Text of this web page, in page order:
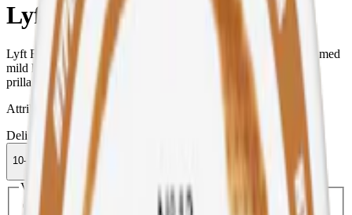
Lyft Barista Twist
Lyft Barista Twist är ett vitt snus i slim-format snus, utan tobak med
mild kaffe- och nötsmak. Normal styrka med 6 mg. nikotin per
prilla.
Attribut
Delisted Kaffe Lyft Normal Vitt snus
10-pack
299,90 kr
Slut i lager
Välj antal dosor
1-pack
34,90 kr /st 5-pack 29,90 kr/st